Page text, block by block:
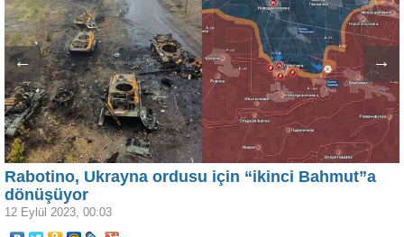
← →
Rabotino, Ukrayna ordusu için “ikinci Bahmut”a
dönüşüyor
12 Eylül 2023, 00:03